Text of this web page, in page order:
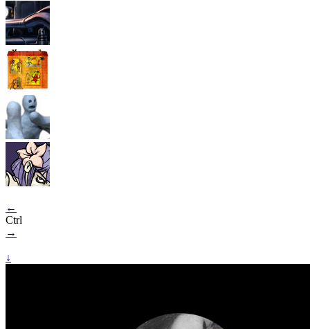
←
Ctrl
→
↓